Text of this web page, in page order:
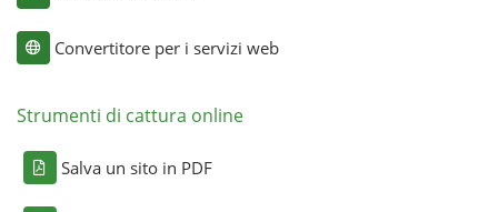
Convertitore per i servizi web
Strumenti di cattura online
Salva un sito in PDF